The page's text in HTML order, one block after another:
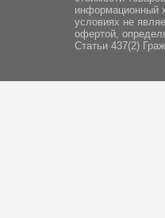
информационный
условиях не
офертой,
Статьи 437(2)